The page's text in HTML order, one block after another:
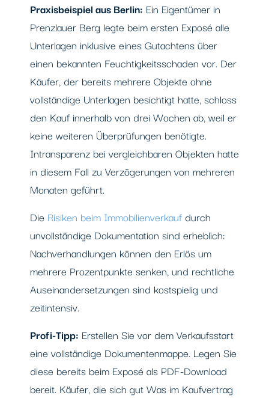
Praxisbeispiel aus Berlin: Ein Eigentümer in
Prenzlauer Berg legte beim ersten Exposé alle
Unterlagen inklusive eines Gutachtens über
einen bekannten Feuchtigkeitsschaden vor. Der
Käufer, der bereits mehrere Objekte ohne
vollständige Unterlagen besichtigt hatte, schloss
den Kauf innerhalb von drei Wochen ab, weil er
keine weiteren Überprüfungen benötigte.
Intransparenz bei vergleichbaren Objekten hatte
in diesem Fall zu Verzögerungen von mehreren
Monaten geführt.
Die Risiken beim Immobilienverkauf durch
unvollständige Dokumentation sind erheblich:
Nachverhandlungen können den Erlös um
mehrere Prozentpunkte senken, und rechtliche
Auseinandersetzungen sind kostspielig und
zeitintensiv.
Profi-Tipp: Erstellen Sie vor dem Verkaufsstart
eine vollständige Dokumentenmappe. Legen Sie
diese bereits beim Exposé als PDF-Download
bereit. Käufer, die sich gut Was im Kaufvertrag